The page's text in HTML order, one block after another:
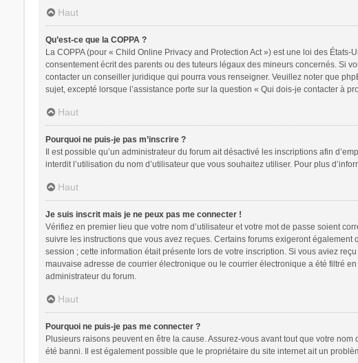
Haut
Qu’est-ce que la COPPA ?
La COPPA (pour « Child Online Privacy and Protection Act ») est une loi des
consentement écrit des parents ou des tuteurs légaux des mineurs concernés. Si
contacter un conseiller juridique qui pourra vous renseigner. Veuillez noter que
sujet, excepté lorsque l’assistance porte sur la question « Qui dois-je contacter à
Haut
Pourquoi ne puis-je pas m’inscrire ?
Il est possible qu’un administrateur du forum ait désactivé les inscriptions afin
interdit l’utilisation du nom d’utilisateur que vous souhaitez utiliser. Pour plus
Haut
Je suis inscrit mais je ne peux pas me connecter !
Vérifiez en premier lieu que votre nom d’utilisateur et votre mot de passe soient
suivre les instructions que vous avez reçues. Certains forums exigeront
session ; cette information était présente lors de votre inscription. Si vous aviez
mauvaise adresse de courrier électronique ou le courrier électronique a été filtré
administrateur du forum.
Haut
Pourquoi ne puis-je pas me connecter ?
Plusieurs raisons peuvent en être la cause. Assurez-vous avant tout que votre
été banni. Il est également possible que le propriétaire du site internet ait un